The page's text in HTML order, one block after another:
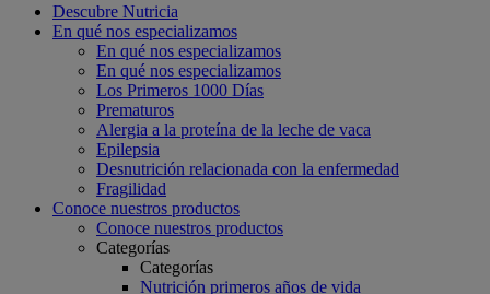
Descubre Nutricia
En qué nos especializamos
En qué nos especializamos
En qué nos especializamos
Los Primeros 1000 Días
Prematuros
Alergia a la proteína de la leche de vaca
Epilepsia
Desnutrición relacionada con la enfermedad
Fragilidad
Conoce nuestros productos
Conoce nuestros productos
Categorías
Categorías
Nutrición primeros años de vida